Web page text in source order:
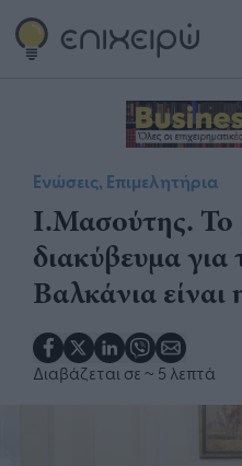
Ενώσεις, Επιμελητήρια
Ι.Μασούτης. Το
διακύβευμα για
Βαλκάνια
Διαβάζεται σε ~ 5 λεπτά